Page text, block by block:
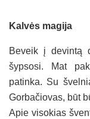
Kalvės magija
Beveik į devintą
šypsosi. Mat
patinka. Su
Gorbačiovas, būt
Apie visokias